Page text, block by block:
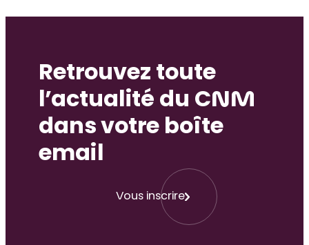
Retrouvez toute
l’actualité du CNM
dans votre boîte
email
Vous inscrire